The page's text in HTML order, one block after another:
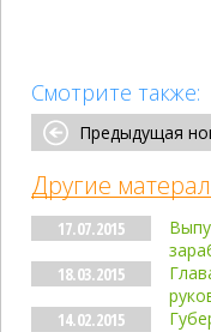
Смотрите также:
Предыдущая
Другие
17.07.2015
18.03.2015
14.02.2015